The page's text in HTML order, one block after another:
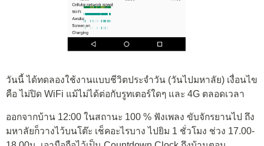
วันนี้ ได้ทดลองใช้งานแบบชีวิตประจำวัน (วันไปมหาลัย) เงื่อนไข
คือ ไม่ปิด WiFi แม้ไม่ได้ต่อกับรูทเตอร์ใดๆ และ 4G ตลอดเวลา
ออกจากบ้าน 12:00 ในสถานะ 100 % ฟังเพลง ขับจักรยานไป ถึง
มหาลัยก็วางไว้บนโต๊ะ เช็คอะไรบาง ไปยิม 1 ชั่วโมง ช่วง 17.00-